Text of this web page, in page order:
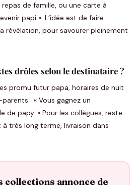
de famille, ou une carte à
papi ». L’idée est de faire
révélation, pour savourer pleinement
drôles selon le destinataire ?
promu futur papa, horaires de nuit
: « Vous gagnez un
de papy. » Pour les collègues, reste
à très long terme, livraison dans
collections annonce de